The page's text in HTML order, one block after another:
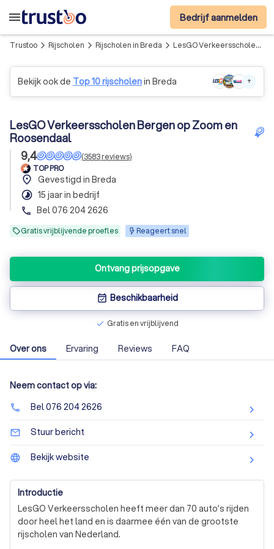
menu Bedrijf aanmelden
Trustoo arrow_forward_ios Rijscholen arrow_forward_ios Rijscholen in Breda arrow_forward_ios LesGO Verkeersscholen Bergen op Zoom en Roosendaal
Bekijk ook de Top 10 rijscholenin Breda +
LesGO Verkeersscholen Bergen op Zoom en
Roosendaal
9,4
(3583reviews)
TOP PRO
place Gevestigd in Breda
timelapse 15 jaar in bedrijf
phone Bel 076 204 2626
Gratis vrijblijvende proefles Reageert snel
Ontvang prijsopgave
event_available Beschikbaarheid
check Gratis en vrijblijvend
Over ons Ervaring Reviews FAQ
Neem contact op via:
phone Bel 076 204 2626
mail_outline Stuur bericht
language Bekijk website
Introductie
LesGO Verkeersscholen heeft meer dan 70 auto’s rijden
door heel het land en is daarmee één van de grootste
rijscholen van Nederland.